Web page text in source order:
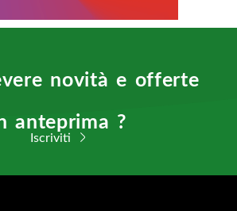
novità e offerte
anteprima ?
Iscriviti